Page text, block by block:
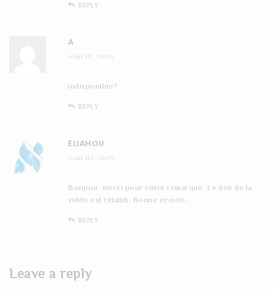
REPLY
A
Août 01, 2025
indisponible?
REPLY
ELIAHOU
Août 07, 2025
Bonjour, merci pour votre remarque. Le lien de la
vidéo est rétabli. Bonne écoute.
REPLY
Leave a reply